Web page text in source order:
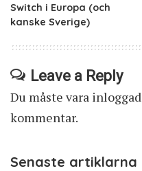
Switch i Europa (och
kanske Sverige)
Leave a Reply
Du måste vara inloggad
kommentar.
Senaste artiklarna